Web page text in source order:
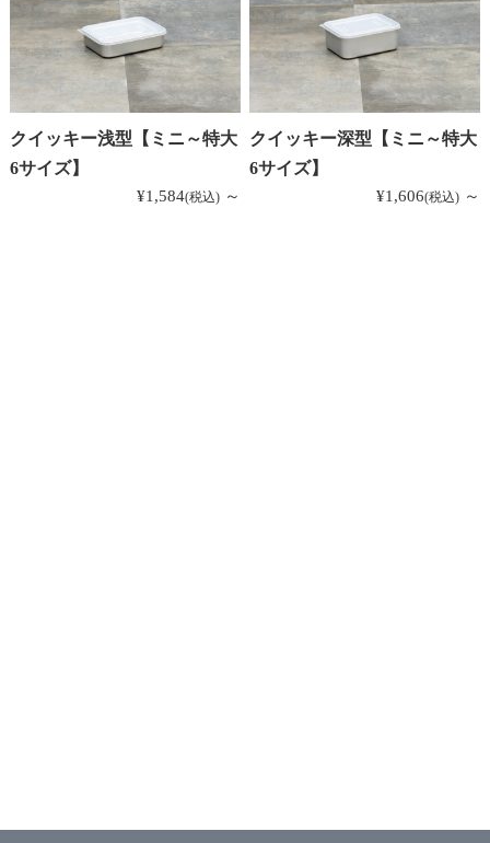
クイッキー浅型【ミニ～特大
6サイズ】
¥1,584(税込) ～
クイッキー深型【ミニ～特大
6サイズ】
¥1,606(税込) ～